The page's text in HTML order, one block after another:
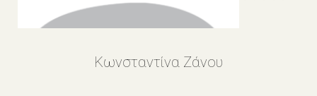
Κωνσταντίνα Ζάνου